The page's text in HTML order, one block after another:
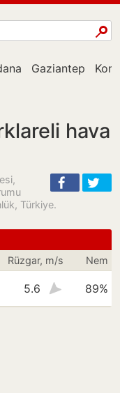
Gaziantep
hava
Türkiye.
Rüzgar, m/s Nem
5.6 89%